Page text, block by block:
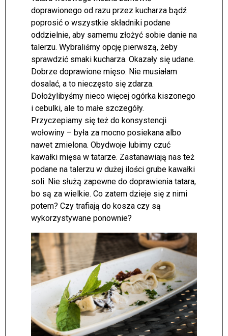
doprawionego od razu przez kucharza bądź
poprosić o wszystkie składniki podane
oddzielnie, aby samemu złożyć sobie danie na
talerzu. Wybraliśmy opcję pierwszą, żeby
sprawdzić smaki kucharza. Okazały się udane.
Dobrze doprawione mięso. Nie musiałam
dosalać, a to nieczęsto się zdarza.
Dołożylibyśmy nieco więcej ogórka kiszonego
i cebulki, ale to małe szczegóły.
Przyczepiamy się też do konsystencji
wołowiny – była za mocno posiekana albo
nawet zmielona. Obydwoje lubimy czuć
kawałki mięsa w tatarze. Zastanawiają nas też
podane na talerzu w dużej ilości grube kawałki
soli. Nie służą zapewne do doprawienia tatara,
bo są za wielkie. Co zatem dzieje się z nimi
potem? Czy trafiają do kosza czy są
wykorzystywane ponownie?